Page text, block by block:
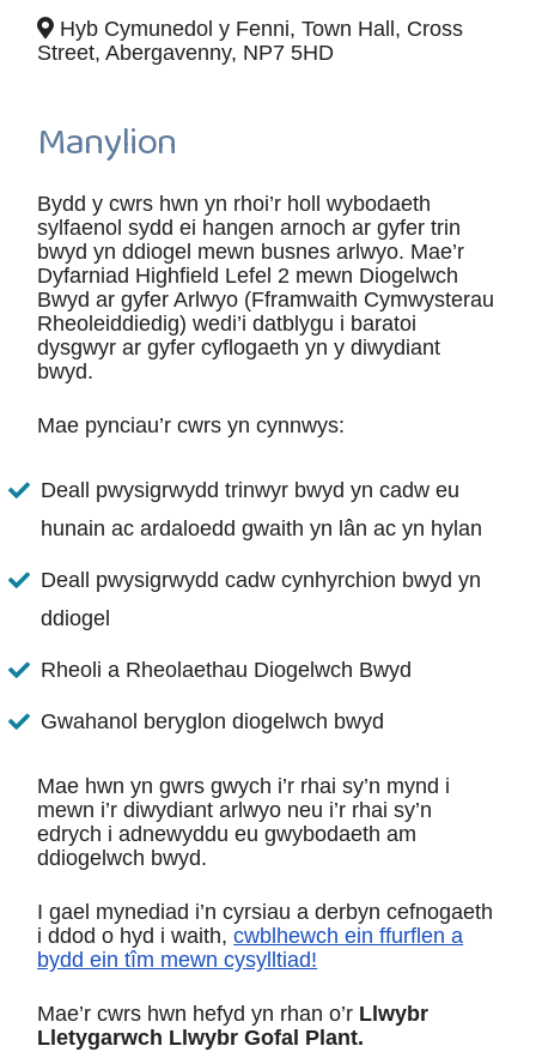
Hyb Cymunedol y Fenni, Town Hall, Cross
Street, Abergavenny, NP7 5HD
Manylion
Bydd y cwrs hwn yn rhoi’r holl wybodaeth
sylfaenol sydd ei hangen arnoch ar gyfer trin
bwyd yn ddiogel mewn busnes arlwyo. Mae’r
Dyfarniad Highfield Lefel 2 mewn Diogelwch
Bwyd ar gyfer Arlwyo (Fframwaith Cymwysterau
Rheoleiddiedig) wedi’i datblygu i baratoi
dysgwyr ar gyfer cyflogaeth yn y diwydiant
bwyd.
Mae pynciau’r cwrs yn cynnwys:
Deall pwysigrwydd trinwyr bwyd yn cadw eu
hunain ac ardaloedd gwaith yn lân ac yn hylan
Deall pwysigrwydd cadw cynhyrchion bwyd yn
ddiogel
Rheoli a Rheolaethau Diogelwch Bwyd
Gwahanol beryglon diogelwch bwyd
Mae hwn yn gwrs gwych i’r rhai sy’n mynd i
mewn i’r diwydiant arlwyo neu i’r rhai sy’n
edrych i adnewyddu eu gwybodaeth am
ddiogelwch bwyd.
I gael mynediad i’n cyrsiau a derbyn cefnogaeth
i ddod o hyd i waith,cwblhewch ein ffurflen a
bydd ein tîm mewn cysylltiad!
Mae’r cwrs hwn hefyd yn rhan o’r Llwybr
Lletygarwch Llwybr Gofal Plant.